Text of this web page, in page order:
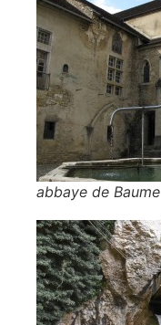
abbaye de Baume